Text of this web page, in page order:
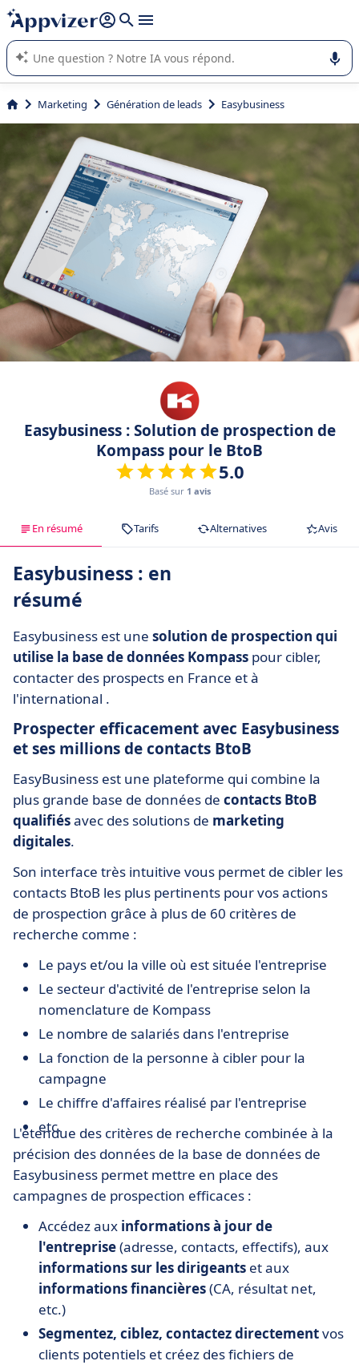
répondre (plusieurs lignes avec
L'IA de Appvizer vous guide dans l'utilisation ou la sélection de
logiciel SaaS en entreprise.
Marketing Génération de leads Easybusiness
Easybusiness : Solution de prospection de
Kompass pour le BtoB
5.0
Basé sur 1 avis
En résumé Tarifs Alternatives Avis
Easybusiness : en
résumé
Easybusiness est une solution de prospection qui
utilise la base de données Kompass pour cibler,
contacter des prospects en France et à
l'international .
Prospecter efficacement avec Easybusiness
et ses millions de contacts BtoB
EasyBusiness est une plateforme qui combine la
plus grande base de données de contacts BtoB
qualifiésavec des solutions de marketing
digitales.
Son interface très intuitive vous permet de cibler les
contacts BtoB les plus pertinents pour vos actions
de prospection grâce à plus de 60 critères de
recherche comme :
Le pays et/ou la ville où est située l'entreprise
Le secteur d'activité de l'entreprise selon la
nomenclature de Kompass
Le nombre de salariés dans l'entreprise
La fonction de la personne à cibler pour la
campagne
Le chiffre d'affaires réalisé par l'entreprise
etc.
L'étendue des critères de recherche combinée à la
précision des données de la base de données de
Easybusiness permet mettre en place des
campagnes de prospection efficaces :
Accédez aux informations à jour de
l'entreprise(adresse, contacts, effectifs), aux
informations sur les dirigeants et aux
informations financières(CA, résultat net,
etc.)
Segmentez, ciblez, contactez directementvos
clients potentiels et créez des fichiers de